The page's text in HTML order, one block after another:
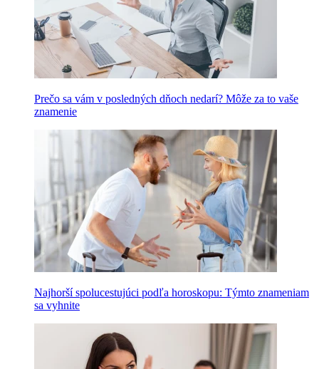
Prečo sa vám v posledných dňoch nedarí? Môže za to vaše
znamenie
Najhorší spolucestujúci podľa horoskopu: Týmto znameniam
sa vyhnite